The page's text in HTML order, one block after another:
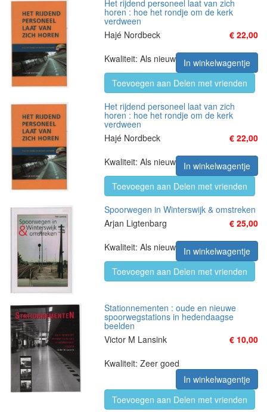
Het rijdend personeel laat van zich
horen : hoe het rondje om de kerk
verdween
Hajé Nordbeck
€ 22,00
Kwaliteit: Als nieuw
In winkelwagentje
Toevoegen aan Delen met vrienden
Het rijdend personeel laat van zich
horen : hoe het rondje om de kerk
verdween
Hajé Nordbeck
€ 22,00
Kwaliteit: Als nieuw
In winkelwagentje
Toevoegen aan Delen met vrienden
Spoorwegen in Winterswijk & omstreken
Arjan Ligtenbarg
€ 25,00
Kwaliteit: Als nieuw
In winkelwagentje
Toevoegen aan Delen met vrienden
Stationnementen : oude en nieuwe
spoorwegstations in hedendaagse
beelden
Victor M Lansink
€ 10,00
Kwaliteit: Zeer goed
In winkelwagentje
Toevoegen aan Delen met vrienden